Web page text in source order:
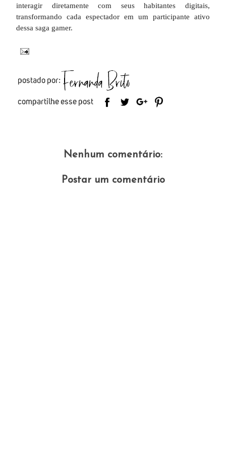
interagir diretamente com seus habitantes digitais,
transformando cada espectador em um participante ativo
dessa saga gamer.
Nenhum comentário:
Postar um comentário